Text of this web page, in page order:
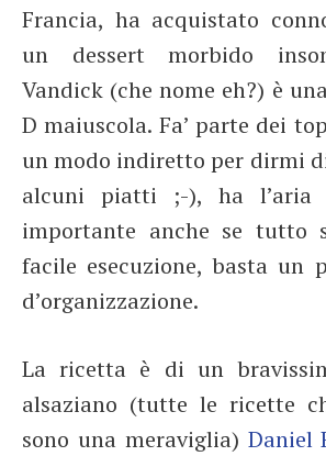
Francia, ha acquistato
un dessert morbido
Vandick (che nome eh?) è
D maiuscola. Fa’ parte dei
un modo indiretto per dirmi
alcuni piatti ;-), ha
importante anche se tutto
facile esecuzione, basta un
d’organizzazione.
La ricetta è di un
alsaziano (tutte le ricette
sono una meraviglia) Daniel